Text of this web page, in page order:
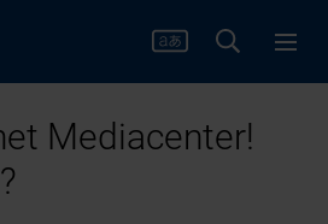
Mediacenter!